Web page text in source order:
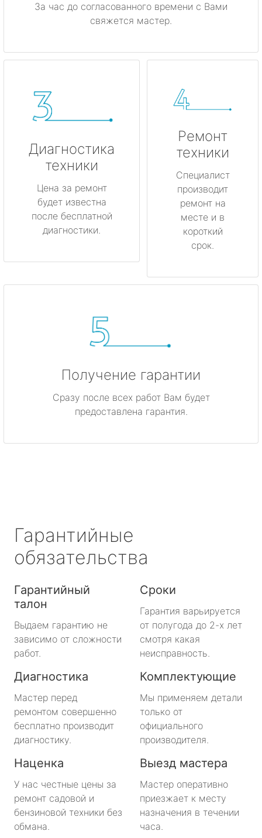
За час до согласованного времени с Вами
свяжется мастер.
Диагностика
техники
Цена за ремонт
будет известна
после бесплатной
диагностики.
Ремонт
техники
Специалист
производит
ремонт на
месте и в
короткий
срок.
Получение гарантии
Сразу после всех работ Вам будет
предоставлена гарантия.
Гарантийные
обязательства
Гарантийный
талон
Выдаем гарантию не
зависимо от сложности
работ.
Сроки
Гарантия варьируется
от полугода до 2-х лет
смотря какая
неисправность.
Диагностика
Мастер перед
ремонтом совершенно
бесплатно производит
диагностику.
Комплектующие
Мы применяем детали
только от
официального
производителя.
Наценка
У нас честные цены за
ремонт садовой и
бензиновой техники без
обмана.
Выезд мастера
Мастер оперативно
приезжает к месту
назначения в течении
часа.